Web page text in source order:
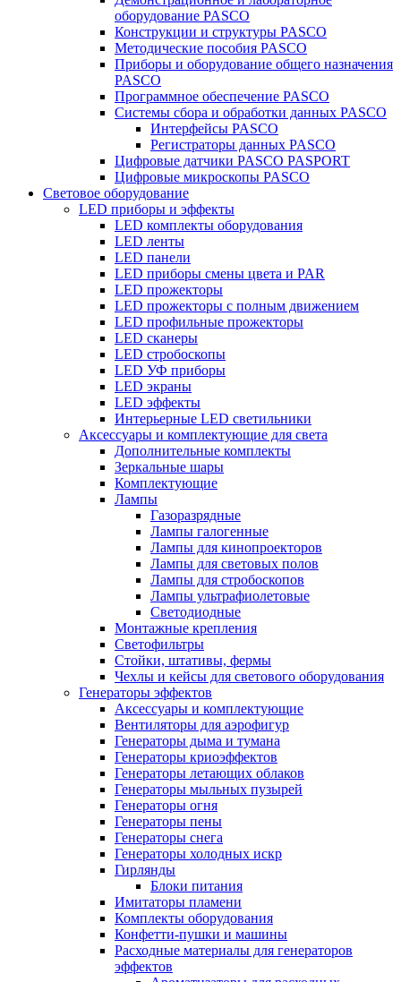
оборудование PASCO
Конструкции и структуры PASCO
Методические пособия PASCO
Приборы и оборудование общего назначения
PASCO
Программное обеспечение PASCO
Системы сбора и обработки данных PASCO
Интерфейсы PASCO
Регистраторы данных PASCO
Цифровые датчики PASCO PASPORT
Цифровые микроскопы PASCO
Световое оборудование
LED приборы и эффекты
LED комплекты оборудования
LED ленты
LED панели
LED приборы смены цвета и PAR
LED прожекторы
LED прожекторы с полным движением
LED профильные прожекторы
LED сканеры
LED стробоскопы
LED УФ приборы
LED экраны
LED эффекты
Интерьерные LED светильники
Аксессуары и комплектующие для света
Дополнительные комплекты
Зеркальные шары
Комплектующие
Лампы
Газоразрядные
Лампы галогенные
Лампы для кинопроекторов
Лампы для световых полов
Лампы для стробоскопов
Лампы ультрафиолетовые
Светодиодные
Монтажные крепления
Светофильтры
Стойки, штативы, фермы
Чехлы и кейсы для светового оборудования
Генераторы эффектов
Аксессуары и комплектующие
Вентиляторы для аэрофигур
Генераторы дыма и тумана
Генераторы криоэффектов
Генераторы летающих облаков
Генераторы мыльных пузырей
Генераторы огня
Генераторы пены
Генераторы снега
Генераторы холодных искр
Гирлянды
Блоки питания
Имитаторы пламени
Комплекты оборудования
Конфетти-пушки и машины
Расходные материалы для генераторов
эффектов